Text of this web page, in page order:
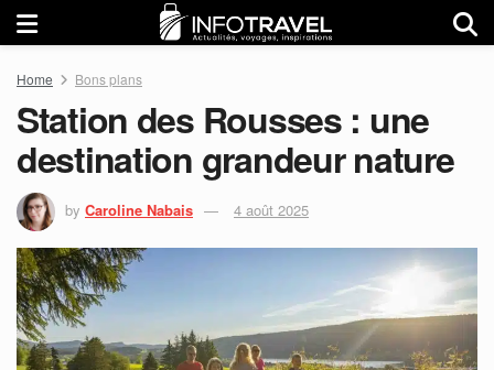
Home Bons plans
Station des Rousses : une
destination grandeur nature
by Caroline Nabais 4 août 2025